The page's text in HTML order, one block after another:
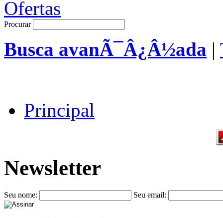
Procurar
Busca avanÃ¯Â¿Â½ada |
Principal
Newsletter
Seu nome: Seu email: